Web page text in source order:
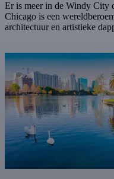
Er is meer in de Windy City
Chicago is een
architectuur en artistieke